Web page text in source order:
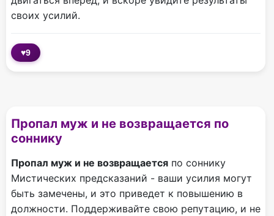
своих усилий.
♥9
Пропал муж и не возвращается по
соннику
Пропал муж и не возвращается по соннику
Мистических предсказаний - ваши усилия могут
быть замечены, и это приведет к повышению в
должности. Поддерживайте свою репутацию, и не